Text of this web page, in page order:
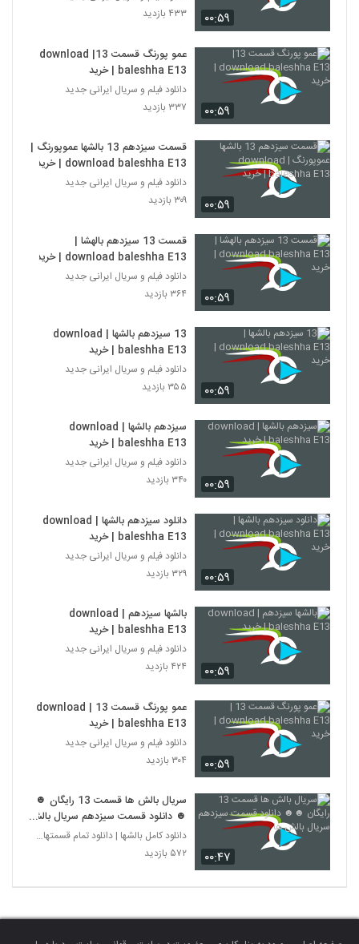
۰۰:۵۹
۴۳۳ بازدید
۰۰:۵۹
عمو پورنگ قسمت 13| download
baleshha E13 | خرید
دانلود فیلم و سریال ایرانی جدید
۳۳۷ بازدید
۰۰:۵۹
قسمت سیزدهم 13 بالشها عموپورنگ |
download baleshha E13 | خرید
دانلود فیلم و سریال ایرانی جدید
۳۰۹ بازدید
۰۰:۵۹
قمست 13 سیزدهم بالهشا |
download baleshha E13 | خرید
دانلود فیلم و سریال ایرانی جدید
۳۶۴ بازدید
۰۰:۵۹
13 سیزدهم بالشها | download
baleshha E13 | خرید
دانلود فیلم و سریال ایرانی جدید
۳۵۵ بازدید
۰۰:۵۹
سیزدهم بالشها | download
baleshha E13 | خرید
دانلود فیلم و سریال ایرانی جدید
۳۴۰ بازدید
۰۰:۵۹
دانلود سیزدهم بالشها | download
baleshha E13 | خرید
دانلود فیلم و سریال ایرانی جدید
۳۲۹ بازدید
۰۰:۵۹
بالشها سیزدهم | download
baleshha E13 | خرید
دانلود فیلم و سریال ایرانی جدید
۴۲۴ بازدید
۰۰:۵۹
عمو پورنگ قسمت 13 | download
baleshha E13 | خرید
دانلود فیلم و سریال ایرانی جدید
۳۰۴ بازدید
۰۰:۴۷
سریال بالش ها قسمت 13 رایگان ☻
☻ دانلود قسمت سیزدهم سریال بالش
ها
دانلود کامل بالشها | دانلود تمام قسمتهای سریال بال
۵۷۲ بازدید